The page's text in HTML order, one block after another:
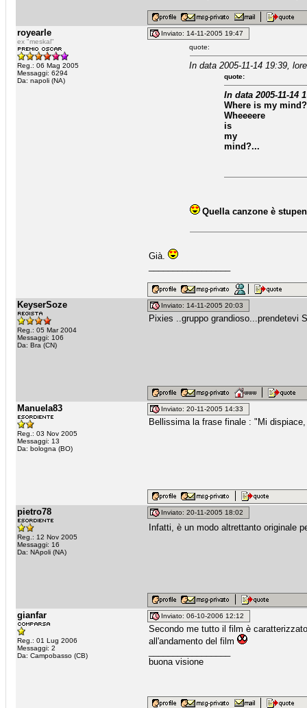
royearle
ex "meskal"
Reg.: 06 Mag 2005
Messaggi: 6294
Da: napoli (NA)
Inviato: 14-11-2005 19:47
quote:
In data 2005-11-14 19:39,
quote:
In data 2005-11-14
Where is my mind?
Wheeeere
is
my
mind?...
Quella canzone è
Già.
KeyserSoze
Reg.: 05 Mar 2004
Messaggi: 106
Da: Bra (CN)
Inviato: 14-11-2005 20:03
Pixies ..gruppo grandioso...prendetevi
Manuela83
Reg.: 03 Nov 2005
Messaggi: 13
Da: bologna (BO)
Inviato: 20-11-2005 14:33
Bellissima la frase finale : "Mi
pietro78
Reg.: 12 Nov 2005
Messaggi: 16
Da: NApoli (NA)
Inviato: 20-11-2005 18:02
Infatti, è un modo altrettanto originale
gianfar
Reg.: 01 Lug 2006
Messaggi: 2
Da: Campobasso (CB)
Inviato: 06-10-2006 12:12
Secondo me tutto il film è
all'andamento del film
buona visione